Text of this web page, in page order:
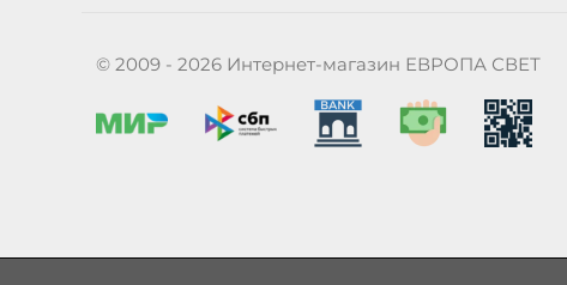
© 2009 - 2026 Интернет-магазин ЕВРОПА СВЕТ